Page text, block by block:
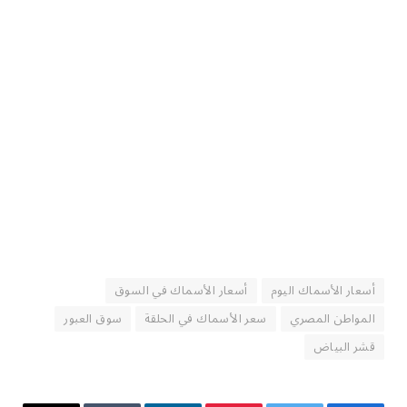
أسعار الأسماك اليوم
أسعار الأسماك في السوق
المواطن المصري
سعر الأسماك في الحلقة
سوق العبور
قشر البياض